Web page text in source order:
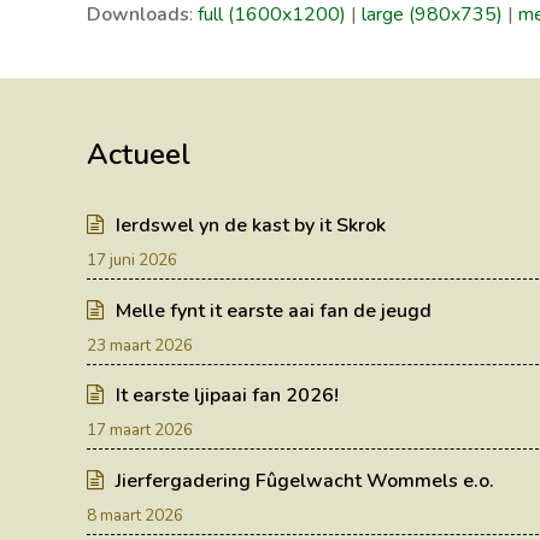
Downloads: full (1600x1200) | large (980x735) |
Actueel
Ierdswel yn de kast by it Skrok
17 juni 2026
Melle fynt it earste aai fan de jeugd
23 maart 2026
It earste ljipaai fan 2026!
17 maart 2026
Jierfergadering Fûgelwacht Wommels e.o.
8 maart 2026